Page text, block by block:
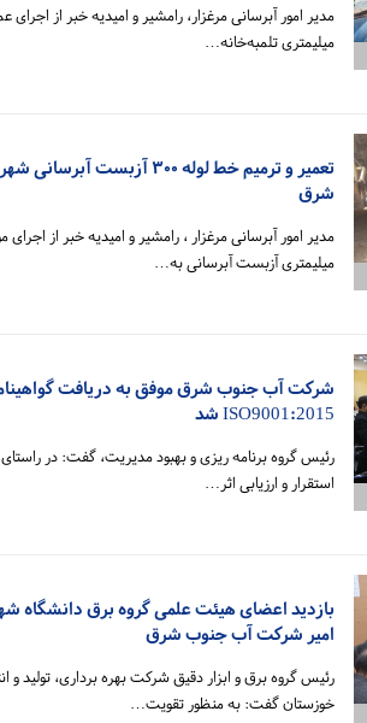
میلیمتری تلمبه‌خانه…
تعمیر و ترمیم خط لوله ۳۰۰
شرق
میلیمتری آزبست آبرسانی به…
شرکت آب جنوب شرق موفق به دریافت
ISO9001:2015 شد
رئیس گروه برنامه‌ ریزی و بهبود مدیریت، گفت: در
استقرار و ارزیابی اثر…
بازدید اعضای هیئت علمی گروه برق دانشگاه
امیر شرکت آب جنوب شرق
رئیس گروه برق و ابزار دقیق شرکت بهره برداری، تولید
خوزستان گفت: به منظور تقویت…
نجات آب